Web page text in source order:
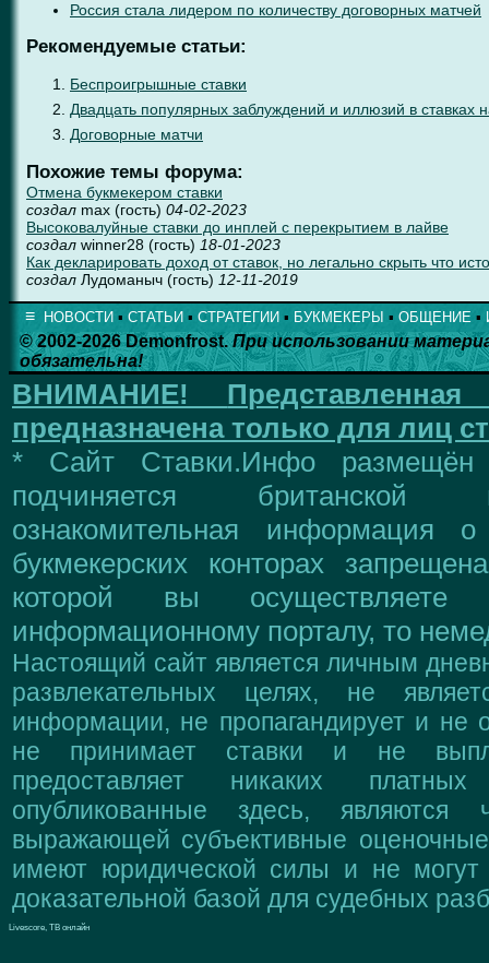
Россия стала лидером по количеству договорных матчей
Рекомендуемые статьи:
Беспроигрышные ставки
Двадцать популярных заблуждений и иллюзий в ставках
Договорные матчи
Похожие темы форума:
Отмена букмекером ставки
создал max (гость) 04-02-2023
Высоковалуйные ставки до инплей с перекрытием в лайве
создал winner28 (гость) 18-01-2023
Как декларировать доход от ставок, но легально скрыть что
создал Лудоманыч (гость) 12-11-2019
≡ НОВОСТИ ▪ СТАТЬИ ▪ СТРАТЕГИИ ▪ БУКМЕКЕРЫ ▪ ОБЩЕНИЕ ▪
© 2002-2026 Demonfrost.При использовании
обязательна!
ВНИМАНИЕ!
предназначена только для лиц
* Сайт Ставки.Инфо размещён
подчиняется британской
ознакомительная информация
букмекерских конторах
которой вы
информационному порталу, то
Настоящий сайт является личным
развлекательных целях, не
информации, не пропагандирует и не
не принимает ставки и не
предоставляет никаких
опубликованные здесь, являются
выражающей субъективные
имеют юридической силы и не могут
доказательной базой для судебных
Livescore, ТВ онлайн